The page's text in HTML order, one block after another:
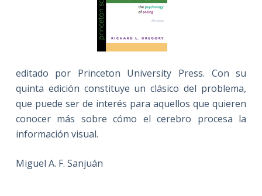
editado por Princeton University Press. Con su
quinta edición constituye un clásico del problema,
que puede ser de interés para aquellos que quieren
conocer más sobre cómo el cerebro procesa la
información visual.
Miguel A. F. Sanjuán